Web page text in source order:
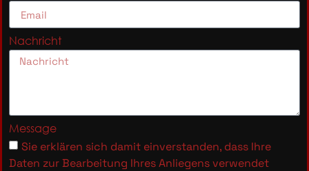
Nachricht
Message
Sie erklären sich damit einverstanden, dass Ihre
Daten zur Bearbeitung Ihres Anliegens verwendet